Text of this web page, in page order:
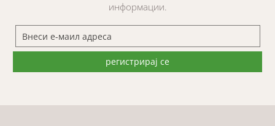
информации.
регистрирај се